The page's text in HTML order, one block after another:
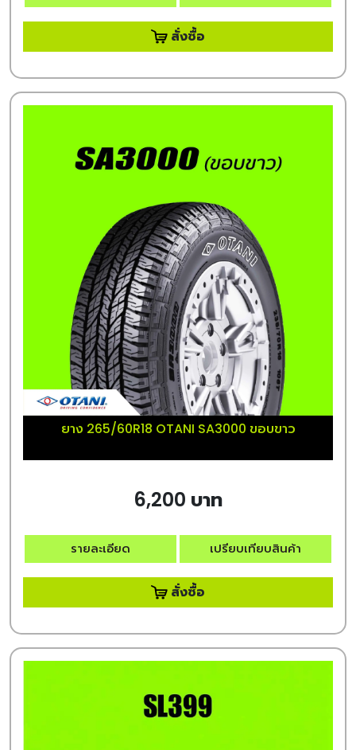
สั่งซื้อ
ยาง 265/60R18 OTANI SA3000 ขอบขาว
6,200 บาท
รายละเอียด เปรียบเทียบสินค้า
สั่งซื้อ